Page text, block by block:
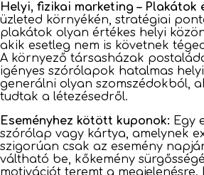
Helyi, fizikai marketing – Plakátok
üzleted környékén, stratégiai
plakátok olyan értékes helyi
akik esetleg nem is követnek
A környező társasházak
igényes szórólapok hatalmas
generálni olyan szomszédokból,
tudtak a létezésedről.
Eseményhez kötött kuponok: Egy
szórólap vagy kártya, amelynek
szigorúan csak az esemény
váltható be, kőkemény
motivációt teremt a megjelenésre.